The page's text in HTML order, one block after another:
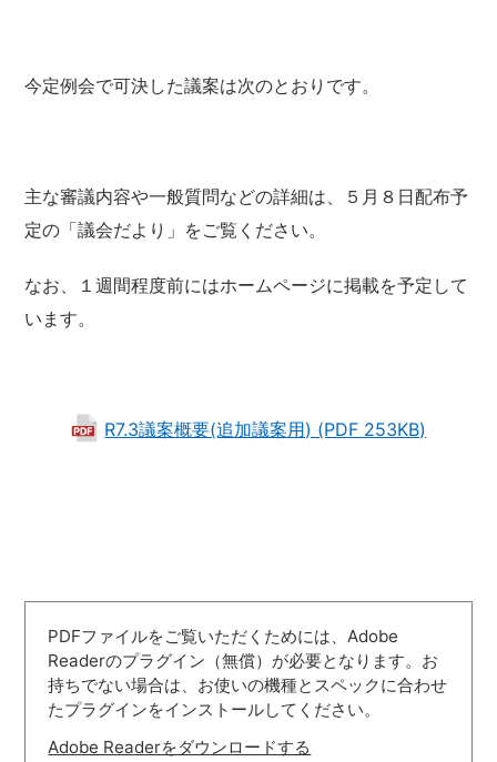
今定例会で可決した議案は次のとおりです。
主な審議内容や一般質問などの詳細は、５月８日配布予
定の「議会だより」をご覧ください。
なお、１週間程度前にはホームページに掲載を予定して
います。
R7.3議案概要(追加議案用) (PDF 253KB)
PDFファイルをご覧いただくためには、Adobe
Readerのプラグイン（無償）が必要となります。お
持ちでない場合は、お使いの機種とスペックに合わせ
たプラグインをインストールしてください。
Adobe Readerをダウンロードする